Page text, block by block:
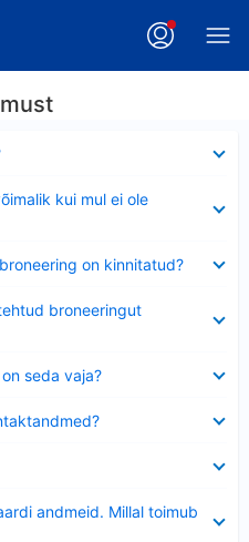
kui mul ei ole
on kinnitatud?
broneeringut
seda vaja?
andmeid. Millal toimub